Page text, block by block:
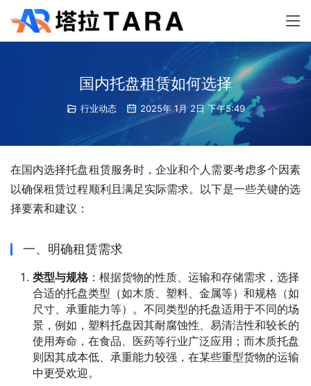
国内托盘租赁如何选择
行业动态 2025年 1月 2日 下午5:49
在国内选择托盘租赁服务时，企业和个人需要考虑多个因素
以确保租赁过程顺利且满足实际需求。以下是一些关键的选
择要素和建议：
一、明确租赁需求
类型与规格 ：根据货物的性质、运输和存储需求，选择
合适的托盘类型（如木质、塑料、金属等）和规格（如
尺寸、承重能力等）。不同类型的托盘适用于不同的场
景，例如，塑料托盘因其耐腐蚀性、易清洁性和较长的
使用寿命，在食品、医药等行业广泛应用；而木质托盘
则因其成本低、承重能力较强，在某些重型货物的运输
中更受欢迎。